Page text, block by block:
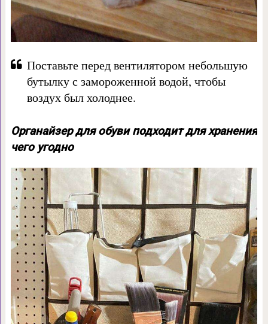
Поставьте перед вентилятором небольшую
бутылку с замороженной водой, чтобы
воздух был холоднее.
Органайзер для обуви подходит для хранения
чего угодно